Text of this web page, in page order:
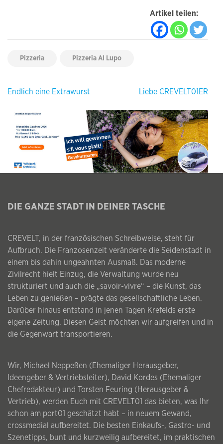
Artikel teilen:
Pizzeria Pizzeria Al Lupo
Beitragsnavigation
Endlich eine Extrawurst Liebe CREVELT01ER
DIE GANZE STADT IN DEINER TASCHE
CREVELT, in der französischen Schreibweise, steht für
Aufbruch. Die Franzosenzeit veränderte die Seidenstadt in
einem bis dahin ungeahnten Ausmaß. Das moderne
Zivilrecht hielt Einzug, die Verwaltung wurde neu
strukturiert und auch die „savoir-vivre“ – die Kunst, das
Leben zu genießen – prägte das gesellschaftliche Leben.
Darüber hinaus entstand in jenen Tagen Krefelds erste
eigene Zeitung. Diesen Geist möchten wir aufgreifen und in
die Gegenwart transportieren.
Wir, Michael Neppeßen (Ehemaliger Herausgeber,
Ideengeber & Vertriebsleiter), David Kordes (Ehemaliger
Chefredakteur) und Torsten Feuring (Herausgeber &
Vertrieb), werden Euch mit CREVELT01 das bieten, was Ihr
schon am port01 geschätzt habt – in neuem Gewand,
crossmedial aufbereitet. Die besten Einkaufs-, Gastro- und
Szenetipps, bunt und kurzweilig aufbereitet, im praktischen